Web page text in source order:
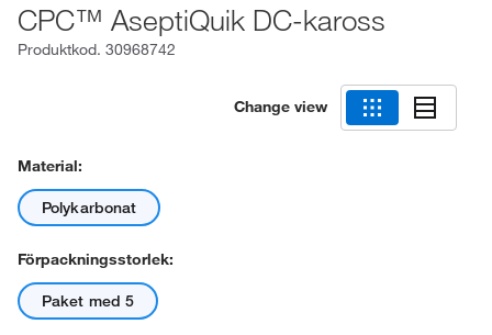
CPC™ AseptiQuik DC-kaross
Produktkod. 30968742
Change view
Material:
Polykarbonat
Förpackningsstorlek:
Paket med 5